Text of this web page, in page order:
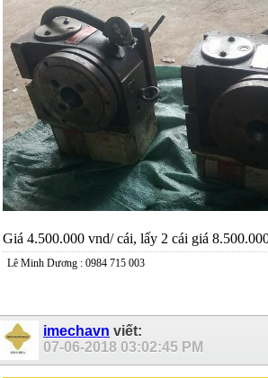
Giá 4.500.000 vnd/ cái, lấy 2 cái giá
Lê Minh Dương : 0984 715 003
imechavn viết:
07-06-2018 03:02:45 PM